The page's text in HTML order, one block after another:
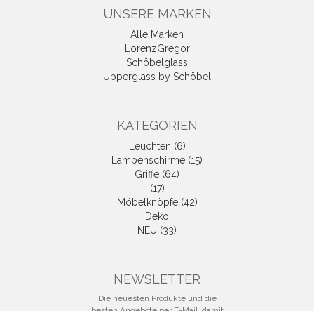
UNSERE MARKEN
Alle Marken
LorenzGregor
Schöbelglass
Upperglass by Schöbel
KATEGORIEN
Leuchten (6)
Lampenschirme (15)
Griffe (64)
(17)
Möbelknöpfe (42)
Deko
NEU (33)
NEWSLETTER
Die neuesten Produkte und die